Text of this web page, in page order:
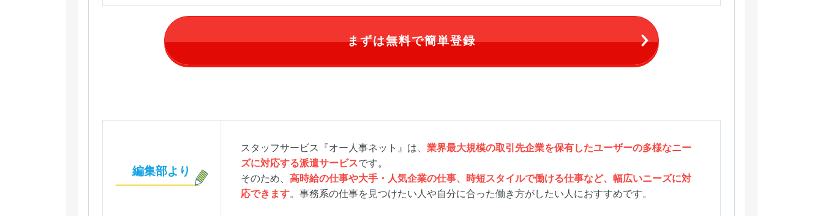
まずは無料で簡単登録
編集部より
スタッフサービス『オー人事ネット』は、業界最大規模の取引先企業を保有したユーザーの多様なニー
ズに対応する派遣サービスです。
そのため、高時給の仕事や大手・人気企業の仕事、時短スタイルで働ける仕事など、幅広いニーズに対
応できます。事務系の仕事を見つけたい人や自分に合った働き方がしたい人におすすめです。